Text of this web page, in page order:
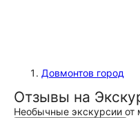
Довмонтов город
Отзывы на
Необычные экскурсии от